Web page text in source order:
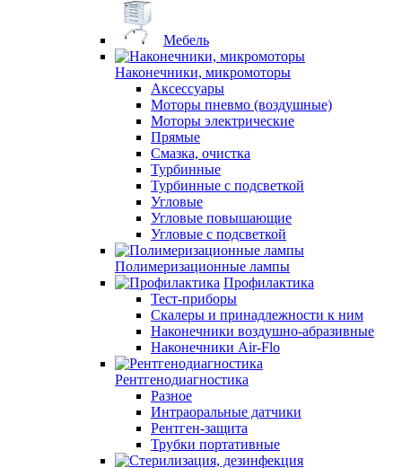
Мебель
Наконечники, микромоторы
Аксессуары
Моторы пневмо (воздушные)
Моторы электрические
Прямые
Смазка, очистка
Турбинные
Турбинные с подсветкой
Угловые
Угловые повышающие
Угловые с подсветкой
Полимеризационные лампы
Профилактика
Тест-приборы
Скалеры и принадлежности к ним
Наконечники воздушно-абразивные
Наконечники Air-Flo
Рентгенодиагностика
Разное
Интраоральные датчики
Рентген-защита
Трубки портативные